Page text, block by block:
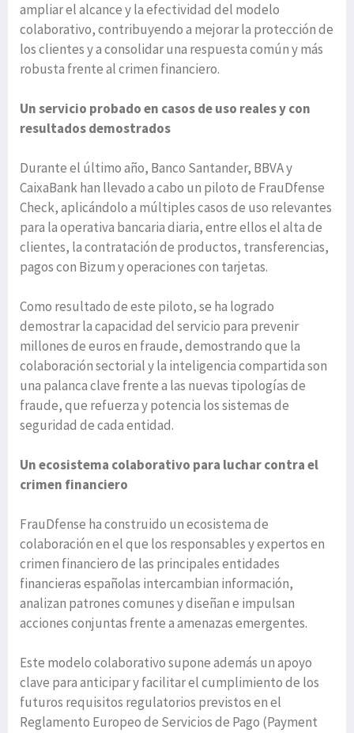
ampliar el alcance y la efectividad del modelo
colaborativo, contribuyendo a mejorar la protección de
los clientes y a consolidar una respuesta común y más
robusta frente al crimen financiero.
Un servicio probado en casos de uso reales y con
resultados demostrados
Durante el último año, Banco Santander, BBVA y
CaixaBank han llevado a cabo un piloto de FrauDfense
Check, aplicándolo a múltiples casos de uso relevantes
para la operativa bancaria diaria, entre ellos el alta de
clientes, la contratación de productos, transferencias,
pagos con Bizum y operaciones con tarjetas.
Como resultado de este piloto, se ha logrado
demostrar la capacidad del servicio para prevenir
millones de euros en fraude, demostrando que la
colaboración sectorial y la inteligencia compartida son
una palanca clave frente a las nuevas tipologías de
fraude, que refuerza y potencia los sistemas de
seguridad de cada entidad.
Un ecosistema colaborativo para luchar contra el
crimen financiero
FrauDfense ha construido un ecosistema de
colaboración en el que los responsables y expertos en
crimen financiero de las principales entidades
financieras españolas intercambian información,
analizan patrones comunes y diseñan e impulsan
acciones conjuntas frente a amenazas emergentes.
Este modelo colaborativo supone además un apoyo
clave para anticipar y facilitar el cumplimiento de los
futuros requisitos regulatorios previstos en el
Reglamento Europeo de Servicios de Pago (Payment